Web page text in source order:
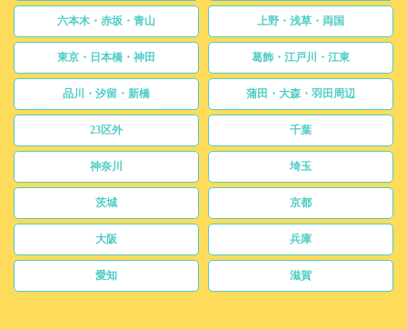
六本木・赤坂・青山 上野・浅草・両国
東京・日本橋・神田 葛飾・江戸川・江東
品川・汐留・新橋 蒲田・大森・羽田周辺
23区外 千葉
神奈川 埼玉
茨城 京都
大阪 兵庫
愛知 滋賀